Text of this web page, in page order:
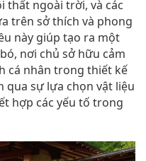
thất ngoài trời, và các
trên sở thích và phong
này giúp tạo ra một
nơi chủ sở hữu cảm
cá nhân trong thiết kế
qua sự lựa chọn vật liệu
hợp các yếu tố trong